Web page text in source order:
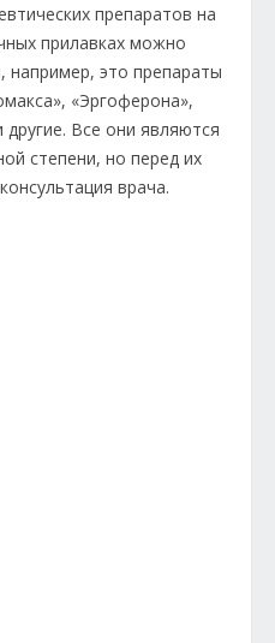
препаратов на
прилавках можно
например, это препараты
«Эргоферона»,
другие. Все они являются
степени, но перед их
врача.